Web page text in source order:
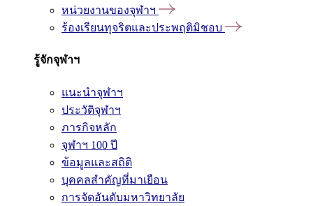
หน่วยงานของจุฬาฯ
ร้องเรียนทุจริตและประพฤติมิชอบ
รู้จักจุฬาฯ
แนะนำจุฬาฯ
ประวัติจุฬาฯ
ภารกิจหลัก
จุฬาฯ 100 ปี
ข้อมูลและสถิติ
บุคคลสำคัญที่มาเยือน
การจัดอันดับมหาวิทยาลัย